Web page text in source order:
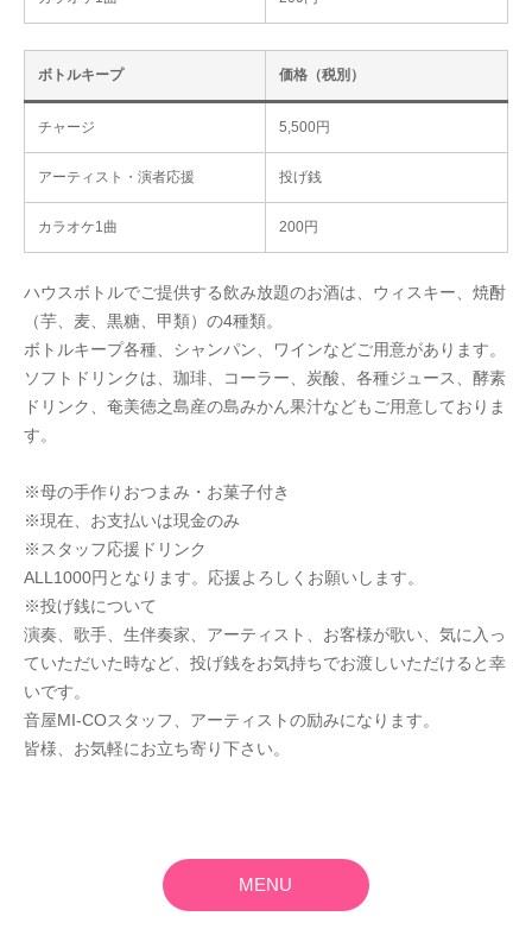
ボトルキープ 価格（税別）
チャージ 5,500円
アーティスト・演者応援 投げ銭
カラオケ1曲 200円
ハウスボトルでご提供する飲み放題のお酒は、ウィスキー、焼酎
（芋、麦、黒糖、甲類）の4種類。
ボトルキープ各種、シャンパン、ワインなどご用意があります。
ソフトドリンクは、珈琲、コーラー、炭酸、各種ジュース、酵素
ドリンク、奄美徳之島産の島みかん果汁などもご用意しておりま
す。
※母の手作りおつまみ・お菓子付き
※現在、お支払いは現金のみ
※スタッフ応援ドリンク
ALL1000円となります。応援よろしくお願いします。
※投げ銭について
演奏、歌手、生伴奏家、アーティスト、お客様が歌い、気に入っ
ていただいた時など、投げ銭をお気持ちでお渡しいただけると幸
いです。
音屋MI-COスタッフ、アーティストの励みになります。
皆様、お気軽にお立ち寄り下さい。
MENU